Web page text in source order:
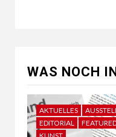
WAS NOCH
AKTUELLES
EDITORIAL